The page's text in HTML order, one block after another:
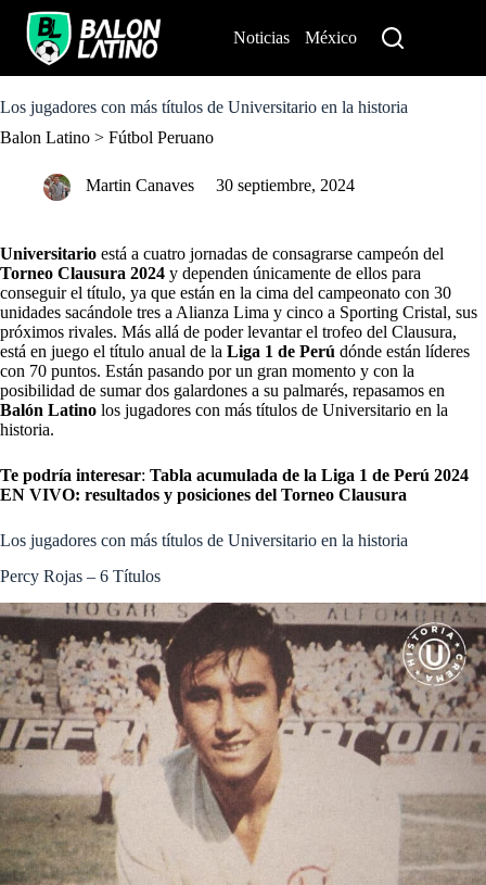
o
o
Noticias México
Los jugadores con más títulos de Universitario en la historia
Balon Latino > Fútbol Peruano
Martin Canaves 30 septiembre, 2024
Universitario está a cuatro jornadas de consagrarse campeón del
Torneo Clausura 2024 y dependen únicamente de ellos para
conseguir el título, ya que están en la cima del campeonato con 30
unidades sacándole tres a Alianza Lima y cinco a Sporting Cristal, sus
próximos rivales. Más allá de poder levantar el trofeo del Clausura,
está en juego el título anual de la Liga 1 de Perú dónde están líderes
con 70 puntos. Están pasando por un gran momento y con la
posibilidad de sumar dos galardones a su palmarés, repasamos en
Balón Latino los jugadores con más títulos de Universitario en la
historia.
Te podría interesar: Tabla acumulada de la Liga 1 de Perú 2024
EN VIVO: resultados y posiciones del Torneo Clausura
Los jugadores con más títulos de Universitario en la historia
Percy Rojas – 6 Títulos